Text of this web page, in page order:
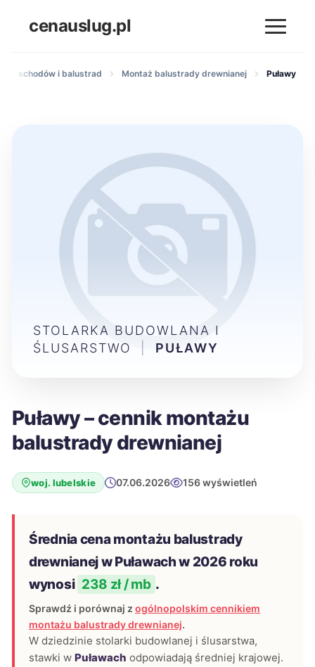
cenauslug.pl
schodów i balustrad Montaż balustrady drewnianej Puławy
Puławy – cennik montażu
balustrady drewnianej
woj. lubelskie 07.06.2026 156 wyświetleń
Średnia cena montażu balustrady
drewnianej w Puławach w 2026 roku
wynosi 238 zł / mb .
Sprawdź i porównaj z ogólnopolskim cennikiem
montażu balustrady drewnianej.
W dziedzinie stolarki budowlanej i ślusarstwa,
stawki w Puławach odpowiadają średniej krajowej.
STOLARKA BUDOWLANA I
ŚLUSARSTWO
PUŁAWY